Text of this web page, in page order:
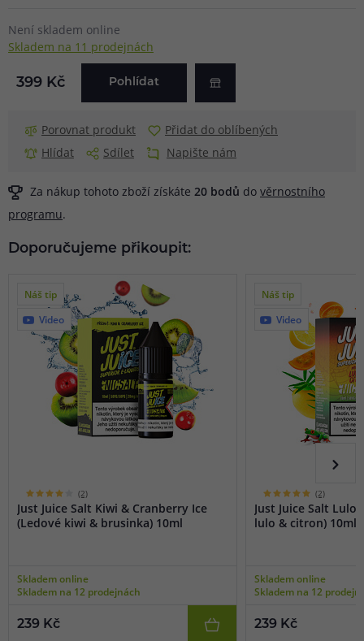
Není skladem online
Skladem na 11 prodejnách
399 Kč Pohlídat
Porovnat produkt
Přidat do oblíbených
Hlídat
Sdílet Napište nám
Za nákup tohoto zboží získáte 20 bodů do věrnostního
programu.
Doporučujeme přikoupit:
Náš tip
Video
(2)
Just Juice Salt Kiwi & Cranberry Ice
(Ledové kiwi & brusinka) 10ml
Skladem online
Skladem na 12 prodejnách
239 Kč
Náš tip
Video
(2)
Just Juice Salt Lulo
lulo & citron) 10ml
Skladem online
Skladem na 12
239 Kč